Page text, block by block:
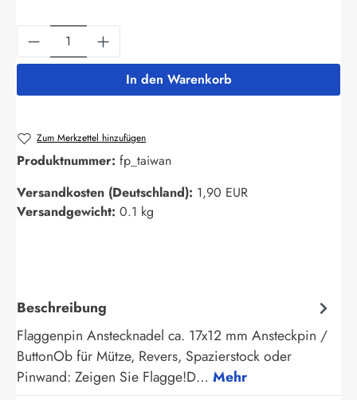
Produkt Anzahl: Gib den gewünschten
In den Warenkorb
Zum Merkzettel hinzufügen
Produktnummer: fp_taiwan
Versandkosten (Deutschland): 1,90 EUR
Versandgewicht: 0.1 kg
Beschreibung
Flaggenpin Anstecknadel ca. 17x12 mm Ansteckpin /
ButtonOb für Mütze, Revers, Spazierstock oder
Pinwand: Zeigen Sie Flagge!D… Mehr